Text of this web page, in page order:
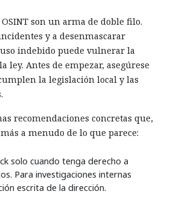
son un arma de doble filo.
y a desenmascarar
indebido puede vulnerar la
ley. Antes de empezar, asegúrese
la legislación local y las
recomendaciones concretas que,
a menudo de lo que parece:
solo cuando tenga derecho a
Para investigaciones internas
escrita de la dirección.